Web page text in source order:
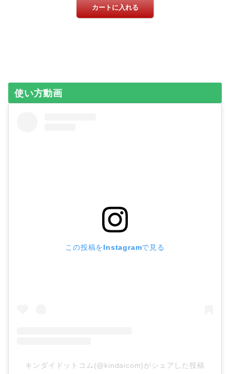
使い方動画
この投稿をInstagramで見る
キンダイドットコム(@kindaicom)がシェアした投稿